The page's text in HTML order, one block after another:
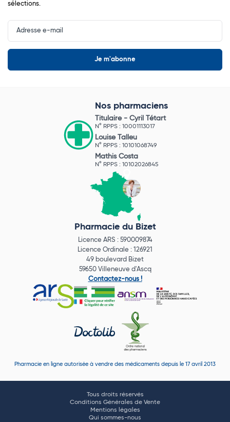
sélections.
Input
Newsletter
Nos pharmaciens
Titulaire - Cyril Tétart
N° RPPS : 10001113017
Louise Talleu
N° RPPS : 10101068749
Mathis Costa
N° RPPS : 10102026845
Pharmacie du Bizet
Licence ARS : 590009874
Licence Ordinale : 126921
49 boulevard Bizet
59650 Villeneuve d'Ascq
Contactez-nous !
Pharmacie en ligne autorisée à vendre des médicaments depuis le 17 avril 2013
Tous droits réservés
Conditions Générales de Vente
Mentions légales
Qui sommes-nous